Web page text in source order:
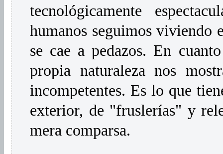
tecnológicamente
humanos seguimos viviendo
se cae a pedazos. En
propia naturaleza nos
incompetentes. Es lo que
exterior, de "fruslerías" y
mera comparsa.